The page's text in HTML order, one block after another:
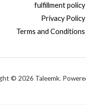
fulfillment policy
Privacy Policy
Terms and Conditions
© 2026 Taleemk.